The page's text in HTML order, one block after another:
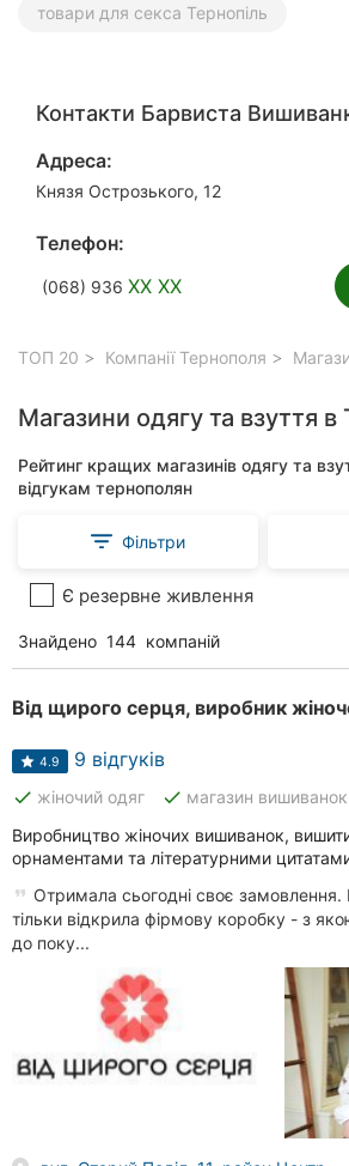
товари для секса Тернопіль
Контакти Барвиста
Адреса:
Князя Острозького, 12
Телефон:
(068) 936 XX XX
ТОП 20 Компанії Тернополя
Магазини одягу та взуття в
Рейтинг кращих магазинів одягу та
відгукам тернополян
Фільтри
Є резервне живлення
Знайдено 144 компаній
4.9 9 відгуків
done жіночий одяг done магазин вишиванок
Виробництво жіночих вишиванок,
орнаментами та літературними
Отримала сьогодні своє
тільки відкрила фірмову коробку - з
до поку...